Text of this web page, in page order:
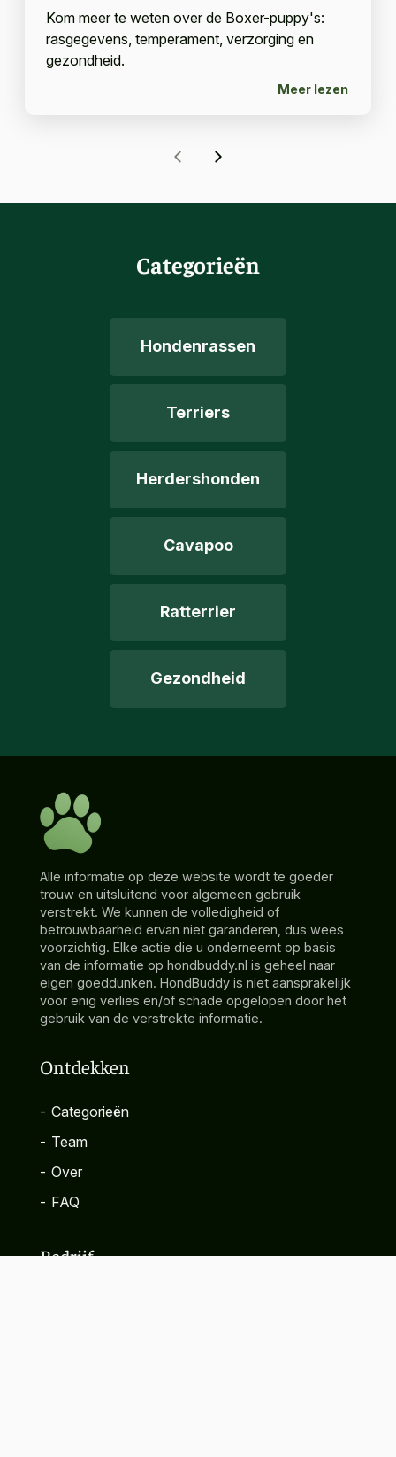
Kom meer te weten over de Boxer-puppy's:
rasgegevens, temperament, verzorging en
gezondheid.
Meer lezen
Categorieën
Hondenrassen
Terriers
Herdershonden
Cavapoo
Ratterrier
Gezondheid
Alle informatie op deze website wordt te goeder
trouw en uitsluitend voor algemeen gebruik
verstrekt. We kunnen de volledigheid of
betrouwbaarheid ervan niet garanderen, dus wees
voorzichtig. Elke actie die u onderneemt op basis
van de informatie op hondbuddy.nl is geheel naar
eigen goeddunken. HondBuddy is niet aansprakelijk
voor enig verlies en/of schade opgelopen door het
gebruik van de verstrekte informatie.
Ontdekken
- Categorieën
- Team
- Over
- FAQ
Bedrijf